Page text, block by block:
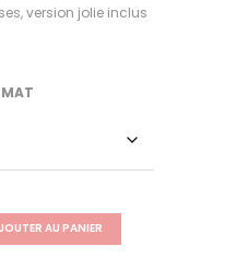
version jolie inclus
AU PANIER